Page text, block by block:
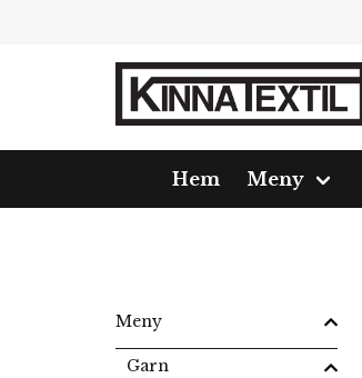
Hem Meny
Meny Garn Ullgarn
Meny
Garn